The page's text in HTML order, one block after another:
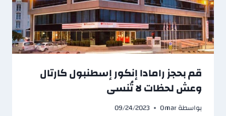
قم بحجز رامادا إنكور إسطنبول كارتال
وعش لحظات لا تُنسى
بواسطةOmar
09/24/2023